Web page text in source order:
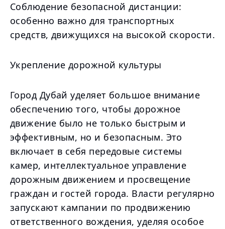
Соблюдение безопасной дистанции:
особенно важно для транспортных
средств, движущихся на высокой скорости.
Укрепление дорожной культуры
Город Дубай уделяет большое внимание
обеспечению того, чтобы дорожное
движение было не только быстрым и
эффективным, но и безопасным. Это
включает в себя передовые системы
камер, интеллектуальное управление
дорожным движением и просвещение
граждан и гостей города. Власти регулярно
запускают кампании по продвижению
ответственного вождения, уделяя особое